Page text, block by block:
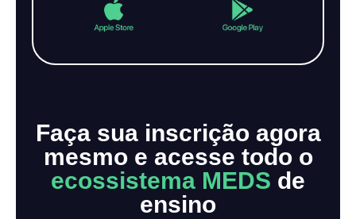
Faça sua inscrição agora
mesmo e acesse todo o
ecossistema MEDS de
ensino